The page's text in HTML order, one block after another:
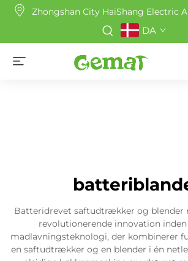
Zhongshan City HaiShang Electric
DA
Batteridrevet saftudtrækker og blender
revolutionerende innovation
madlavningsteknologi, der kombinerer
en saftudtrækker og en blender i én